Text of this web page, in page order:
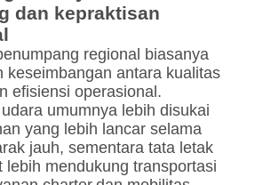
dan kepraktisan
regional biasanya
keseimbangan antara kualitas
efisiensi operasional.
umumnya lebih disukai
yang lebih lancar selama
jauh, sementara tata letak
lebih mendukung transportasi